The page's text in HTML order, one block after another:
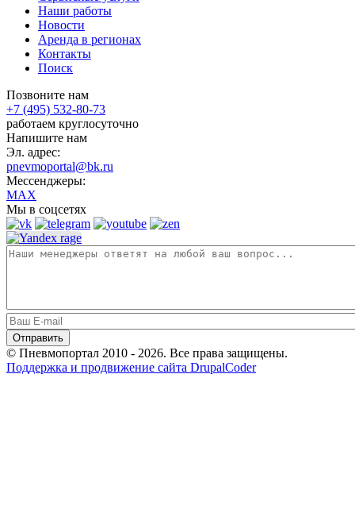
Наши работы
Новости
Аренда в регионах
Контакты
Поиск
Позвоните нам
+7 (495) 532-80-73
работаем круглосуточно
Напишите нам
Эл. адрес:
pnevmoportal@bk.ru
Мессенджеры:
MAX
Мы в соцсетях
© Пневмопортал 2010 - 2026. Все права защищены.
Поддержка и продвижение сайта DrupalCoder